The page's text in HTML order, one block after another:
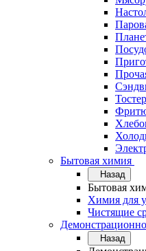
Бытовая химия
Назад
Бытовая
Химия для
Чистящие
Назад